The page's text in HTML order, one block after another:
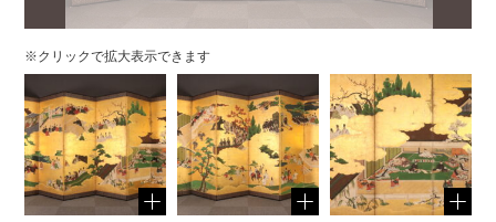
※クリックで拡大表示できます